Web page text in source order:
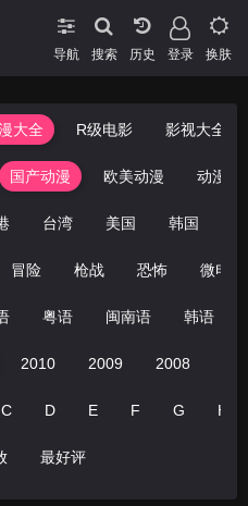
导航 搜索 登录 换肤
大全 R级电影 影视大全
国产动漫 欧美动漫 动漫电
台湾 美国 韩国
冒险 枪战 恐怖 微电影
粤语 闽南语 韩语
2010 2009 2008
C D E F G H
最好评